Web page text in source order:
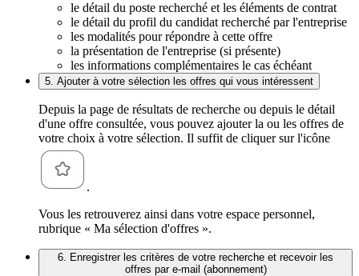
le détail du poste recherché et les éléments de contrat
le détail du profil du candidat recherché par l'entreprise
les modalités pour répondre à cette offre
la présentation de l'entreprise (si présente)
les informations complémentaires le cas échéant
5. Ajouter à votre sélection les offres qui vous intéressent
Depuis la page de résultats de recherche ou depuis le détail
d'une offre consultée, vous pouvez ajouter la ou les offres de
votre choix à votre sélection. Il suffit de cliquer sur l'icône
.
Vous les retrouverez ainsi dans votre espace personnel,
rubrique « Ma sélection d'offres ».
6. Enregistrer les critères de votre recherche et recevoir les
offres par e-mail (abonnement)